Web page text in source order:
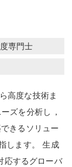
専門士
高度な技術ま
ズを分析し ，
きるソリュー
します。
生成
応するグローバ